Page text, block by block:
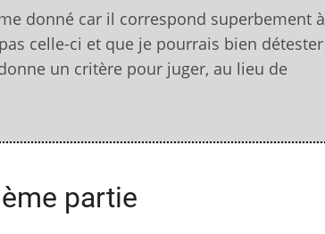
donné car il correspond superbement à
celle-ci et que je pourrais bien détester
un critère pour juger, au lieu de
partie